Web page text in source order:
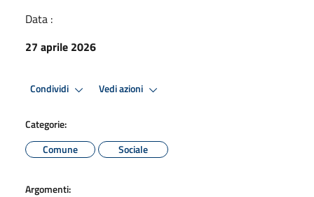
Data :
27 aprile 2026
Condividi Vedi azioni
Categorie:
Comune
Sociale
Argomenti: